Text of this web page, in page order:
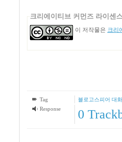
크리에이티브 커먼즈 라이센
이 저작물은 크리
Tag 블로고스피어 대
Response
0